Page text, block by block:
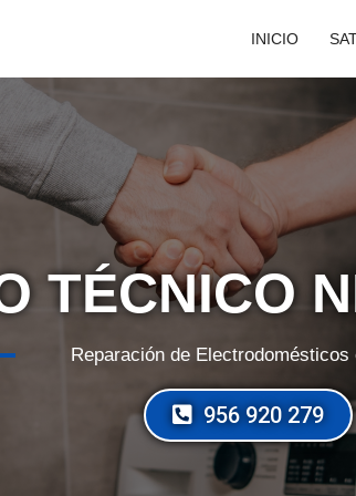
INICIO
TÉCNICO
Reparación de Electrodomésticos
956 920 279